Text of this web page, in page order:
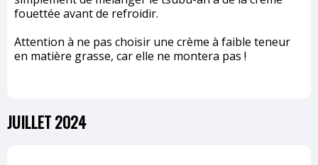
fouettée avant de refroidir.
Attention à ne pas choisir une crème à faible teneur
en matière grasse, car elle ne montera pas !
JUILLET 2024